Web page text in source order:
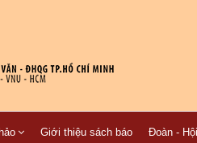
Giới thiệu sách báo Đoàn - Hội